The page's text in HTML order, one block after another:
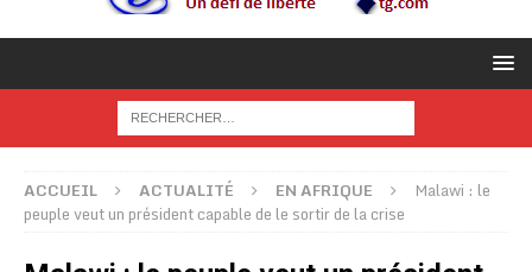
ACCUEIL ACTUALITÉ EN AFRIQUE
Malawi : le
peuple veut un président capable de le sortir de la crise